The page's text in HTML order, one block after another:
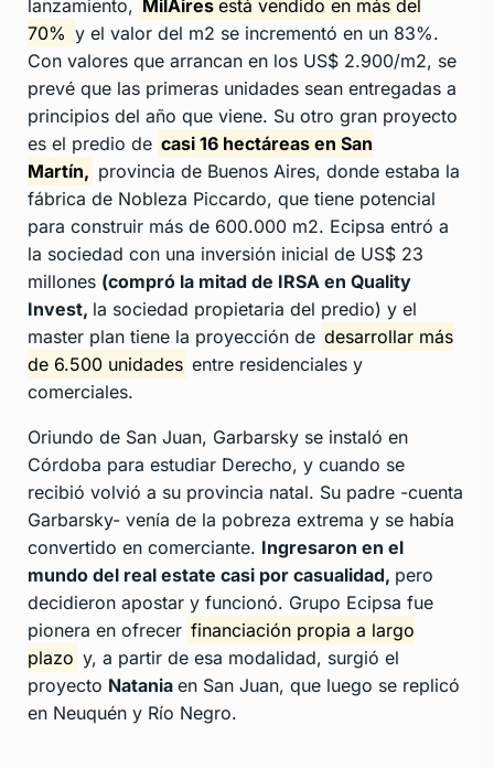
lanzamiento, MilAiresestá vendido en más del
70% y el valor del m2 se incrementó en un 83%.
Con valores que arrancan en los US$ 2.900/m2, se
prevé que las primeras unidades sean entregadas a
principios del año que viene. Su otro gran proyecto
es el predio de casi 16 hectáreas en San
Martín, provincia de Buenos Aires, donde estaba la
fábrica de Nobleza Piccardo, que tiene potencial
para construir más de 600.000 m2. Ecipsa entró a
la sociedad con una inversión inicial de US$ 23
millones (compró la mitad de IRSA en Quality
Invest, la sociedad propietaria del predio) y el
master plan tiene la proyección de desarrollar más
de 6.500 unidades entre residenciales y
comerciales.
Oriundo de San Juan, Garbarsky se instaló en
Córdoba para estudiar Derecho, y cuando se
recibió volvió a su provincia natal. Su padre -cuenta
Garbarsky- venía de la pobreza extrema y se había
convertido en comerciante. Ingresaron en el
mundo del real estate casi por casualidad, pero
decidieron apostar y funcionó. Grupo Ecipsa fue
pionera en ofrecer financiación propia a largo
plazo y, a partir de esa modalidad, surgió el
proyecto Natania en San Juan, que luego se replicó
en Neuquén y Río Negro.